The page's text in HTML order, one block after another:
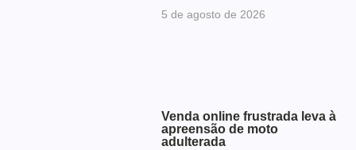
5 de agosto de 2026
Venda online frustrada leva à
apreensão de moto
adulterada